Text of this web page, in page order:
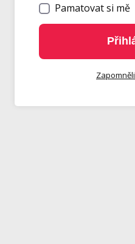
Pamatovat si mě